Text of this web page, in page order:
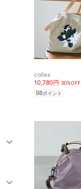
collex
10,780円 30%OFF
98ポイント